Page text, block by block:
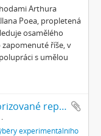
Arthura
Poea, propletená
osamělého
říše, v
s umělou
MediaInfo report autorizované reprezentace
experimentálního